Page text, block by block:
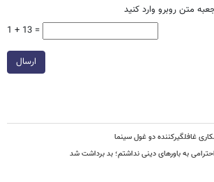
متن روبرو وارد کنید
1 + 13 =
ارسال
غافلگیرکننده دو غول سینما
به باورهای دینی نداشتم؛ بد برداشت شد